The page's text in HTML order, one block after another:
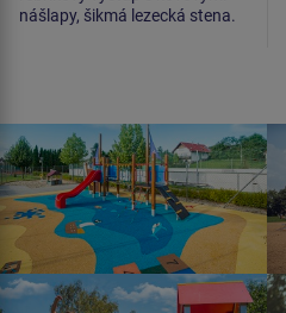
nášlapy, šikmá lezecká stena.